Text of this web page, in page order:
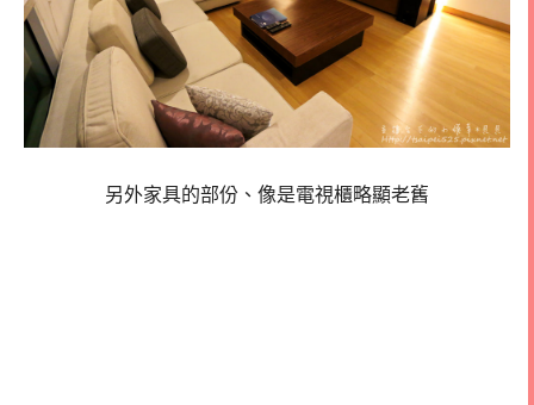
另外家具的部份、像是電視櫃略顯老舊